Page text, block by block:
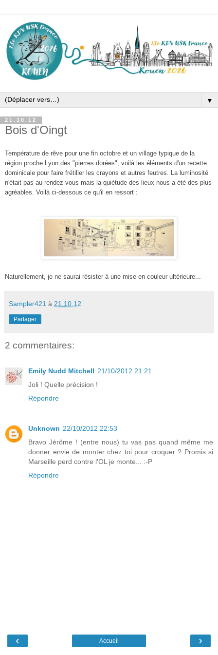
▼
21.10.12
Bois d'Oingt
Température de rêve pour une fin octobre et un village typique de la
région proche Lyon des "pierres dorées", voilà les éléments d'un recette
dominicale pour faire frétiller les crayons et autres feutres. La luminosité
n'était pas au rendez-vous mais la quiétude des lieux nous a été des plus
agréables. Voilà ci-dessous ce qu'il en ressort :
Naturellement, je ne saurai résister à une mise en couleur ultérieure...
Sampler421 à 21.10.12
Partager
2 commentaires:
Emily Nudd Mitchell 21/10/2012 21:21
Joli ! Quelle précision !
Répondre
Unknown 22/10/2012 22:53
Bravo Jérôme ! (entre nous) tu vas pas quand même me
donner envie de monter chez toi pour croquer ? Promis si
Marseille perd contre l'OL je monte... :-P
Répondre
‹ ›
Accueil